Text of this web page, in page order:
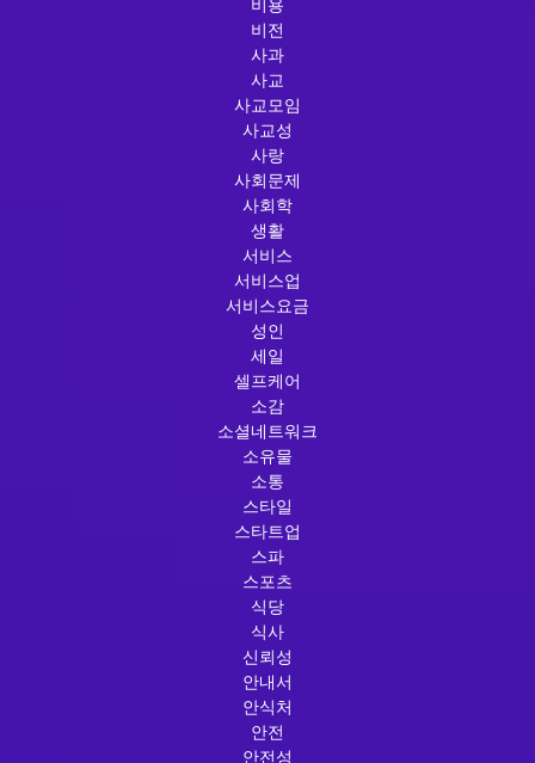
비용
비전
사과
사교
사교모임
사교성
사랑
사회문제
사회학
생활
서비스
서비스업
서비스요금
성인
세일
셀프케어
소감
소셜네트워크
소유물
소통
스타일
스타트업
스파
스포츠
식당
식사
신뢰성
안내서
안식처
안전
안전성